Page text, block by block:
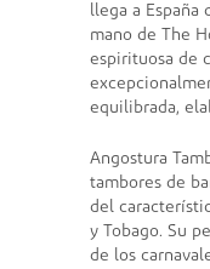
llega a España
mano de The
espirituosa de
equilibrada,
Angostura
tambores de
del
y Tobago. Su
de los